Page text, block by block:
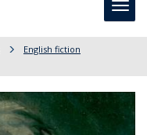
English fiction